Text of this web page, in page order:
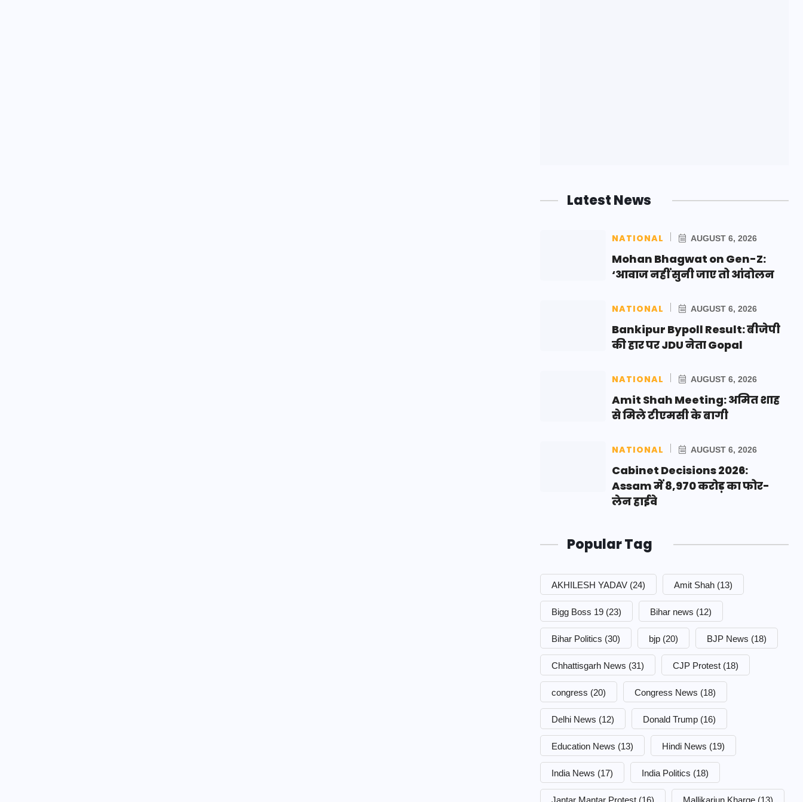
Latest News
NATIONAL AUGUST 6, 2026
Mohan Bhagwat on Gen-Z:
‘आवाज नहीं सुनी जाए तो आंदोलन
NATIONAL AUGUST 6, 2026
Bankipur Bypoll Result: बीजेपी
की हार पर JDU नेता Gopal
NATIONAL AUGUST 6, 2026
Amit Shah Meeting: अमित शाह
से मिले टीएमसी के बागी
NATIONAL AUGUST 6, 2026
Cabinet Decisions 2026:
Assam में 8,970 करोड़ का फोर-
लेन हाईवे
Popular Tag
AKHILESH YADAV (24) Amit Shah (13)
Bigg Boss 19 (23) Bihar news (12)
Bihar Politics (30) bjp (20) BJP News (18)
Chhattisgarh News (31) CJP Protest (18)
congress (20) Congress News (18)
Delhi News (12) Donald Trump (16)
Education News (13) Hindi News (19)
India News (17) India Politics (18)
Jantar Mantar Protest (16) Mallikarjun Kharge (13)